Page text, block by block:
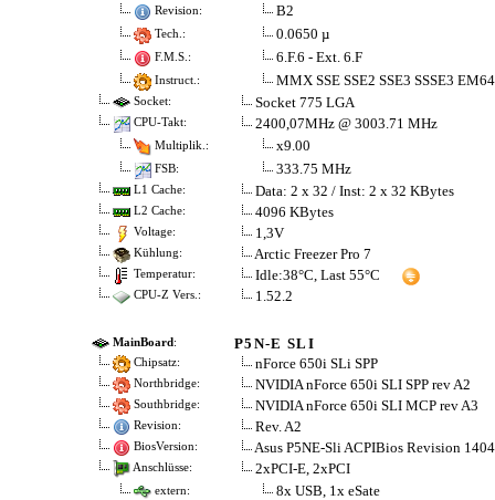
Revision: B2
Tech.: 0.0650 µ
F.M.S.: 6.F.6 - Ext. 6.F
Instruct.: MMX SSE SSE2 SSE3 SSSE3
Socket: Socket 775 LGA
CPU-Takt: 2400,07MHz @ 3003.71 MHz
Multiplik.: x9.00
FSB: 333.75 MHz
L1 Cache: Data: 2 x 32 / Inst: 2 x 32 KBytes
L2 Cache: 4096 KBytes
Voltage: 1,3V
Kühlung: Arctic Freezer Pro 7
Temperatur: Idle:38°C, Last 55°C
CPU-Z Vers.: 1.52.2
MainBoard: P5N-E SLI
Chipsatz: nForce 650i SLi SPP
Northbridge: NVIDIA nForce 650i SLI SPP rev A2
Southbridge: NVIDIA nForce 650i SLI MCP rev A3
Revision: Rev. A2
BiosVersion: Asus P5NE-Sli ACPIBios Revision 1404
Anschlüsse: 2xPCI-E, 2xPCI
extern: 8x USB, 1x eSate